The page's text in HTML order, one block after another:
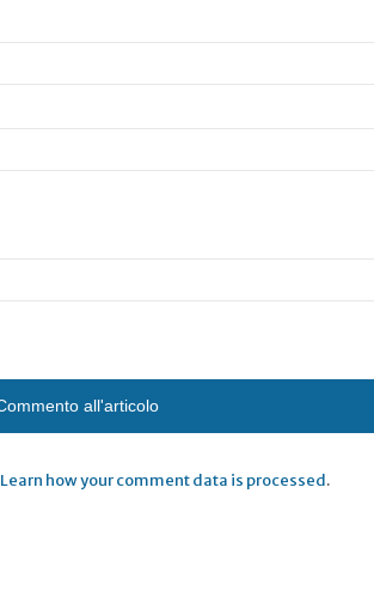
Learn how your comment data is processed.